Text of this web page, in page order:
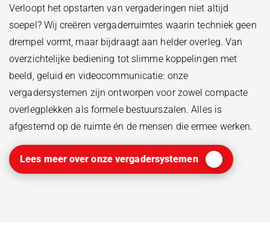
Verloopt het opstarten van vergaderingen niet altijd
soepel? Wij creëren vergaderruimtes waarin techniek geen
drempel vormt, maar bijdraagt aan helder overleg. Van
overzichtelijke bediening tot slimme koppelingen met
beeld, geluid en videocommunicatie: onze
vergadersystemen zijn ontworpen voor zowel compacte
overlegplekken als formele bestuurszalen. Alles is
afgestemd op de ruimte én de mensen die ermee werken.
Lees meer over onze vergadersystemen